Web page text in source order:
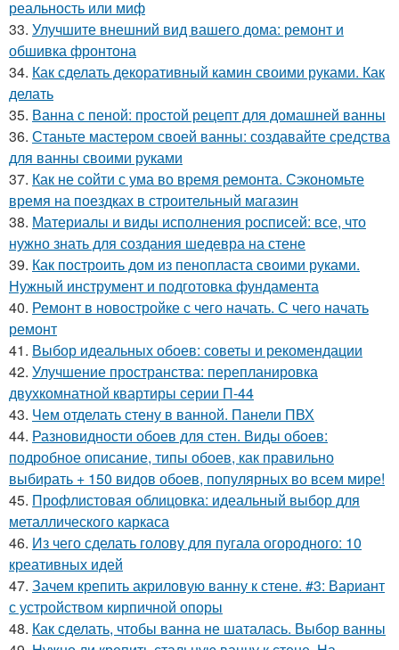
реальность или миф
33. Улучшите внешний вид вашего дома: ремонт и
обшивка фронтона
34. Как сделать декоративный камин своими руками. Как
делать
35. Ванна с пеной: простой рецепт для домашней ванны
36. Станьте мастером своей ванны: создавайте средства
для ванны своими руками
37. Как не сойти с ума во время ремонта. Сэкономьте
время на поездках в строительный магазин
38. Материалы и виды исполнения росписей: все, что
нужно знать для создания шедевра на стене
39. Как построить дом из пенопласта своими руками.
Нужный инструмент и подготовка фундамента
40. Ремонт в новостройке с чего начать. С чего начать
ремонт
41. Выбор идеальных обоев: советы и рекомендации
42. Улучшение пространства: перепланировка
двухкомнатной квартиры серии П-44
43. Чем отделать стену в ванной. Панели ПВХ
44. Разновидности обоев для стен. Виды обоев:
подробное описание, типы обоев, как правильно
выбирать + 150 видов обоев, популярных во всем мире!
45. Профлистовая облицовка: идеальный выбор для
металлического каркаса
46. Из чего сделать голову для пугала огородного: 10
креативных идей
47. Зачем крепить акриловую ванну к стене. #3: Вариант
с устройством кирпичной опоры
48. Как сделать, чтобы ванна не шаталась. Выбор ванны